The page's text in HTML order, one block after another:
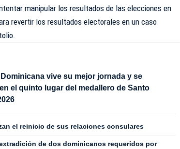
manipular los resultados de las elecciones en
revertir los resultados electorales en un caso
vive su mejor jornada y se
el quinto lugar del medallero de Santo
el reinicio de sus relaciones consulares
de dos dominicanos requeridos por